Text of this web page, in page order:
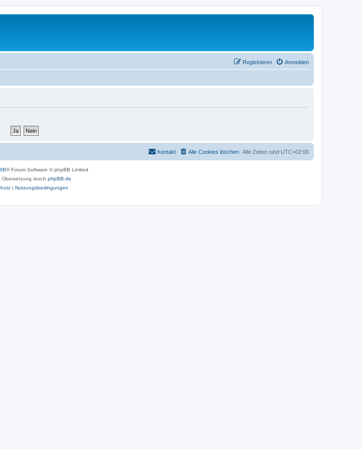
Anmelden
Registrieren
Alle Zeiten sind UTC+02:00
Alle Cookies löschen
Kontakt
® Forum Software © phpBB Limited
Übersetzung durch phpBB.de
| Nutzungsbedingungen